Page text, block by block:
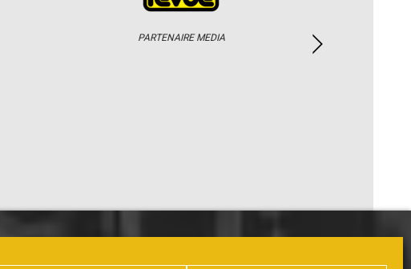
PARTENAIRE MEDIA
PHOTOS / WEB TV PARTENAIRES